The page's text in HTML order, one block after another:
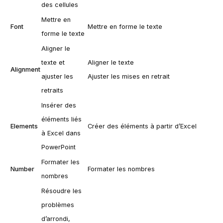
des cellules
Font
Mettre en
forme le texte
Mettre en forme le texte
Alignment
Aligner le
texte et
ajuster les
retraits
Aligner le texte
Ajuster les mises en retrait
Elements
Insérer des
éléments liés
à Excel dans
PowerPoint
Créer des éléments à partir d’Excel
Number
Formater les
nombres
Formater les nombres
Résoudre les
problèmes
d’arrondi,